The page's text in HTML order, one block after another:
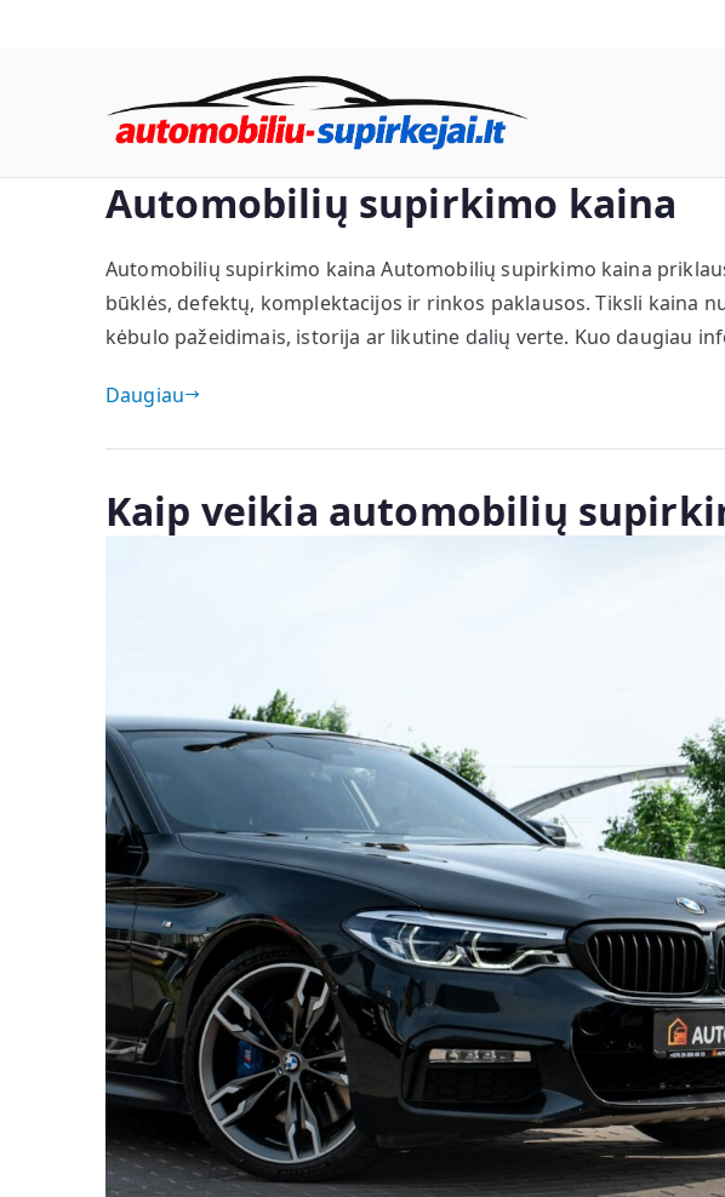
Automobilių supirkimo kaina
Automobilių supirkimo kaina Automobilių supirkimo kaina
būklės, defektų, komplektacijos ir rinkos paklausos. Tiksli kaina
kėbulo pažeidimais, istorija ar likutine dalių verte. Kuo daugiau
Daugiau
Kaip veikia automobilių